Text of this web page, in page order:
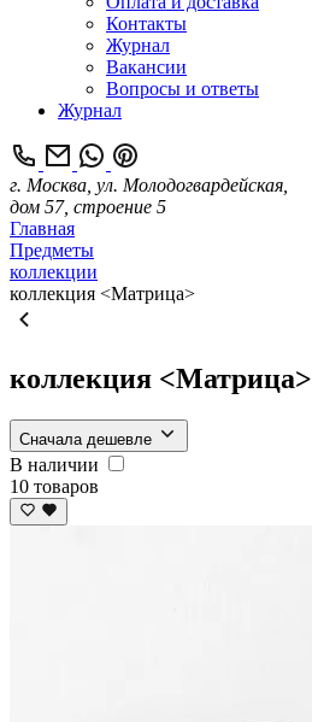
Контакты
Журнал
Вакансии
Вопросы и ответы
Журнал
г. Москва, ул. Молодогвардейская,
дом 57, строение 5
Главная
Предметы
коллекции
коллекция <Матрица>
коллекция <Матрица>
Сначала дешевле
В наличии
10 товаров